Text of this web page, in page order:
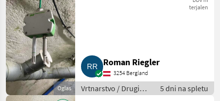
Oglas
terjalen
Roman Riegler
3254 Bergland
Vrtnarstvo / Drugi
stroji za vrtnarstvo
5 dni na spletu